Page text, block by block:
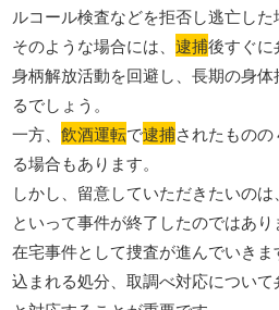
ルコール検査などを拒否し逃亡した
そのような場合には、逮捕後すぐに
身柄解放活動を回避し、長期の身
るでしょう。
一方、飲酒運転で逮捕されたもの
る場合もあります。
しかし、留意していただきたいの
といって事件が終了したのではあり
在宅事件として捜査が進んでいき
込まれる処分、取調べ対応につい